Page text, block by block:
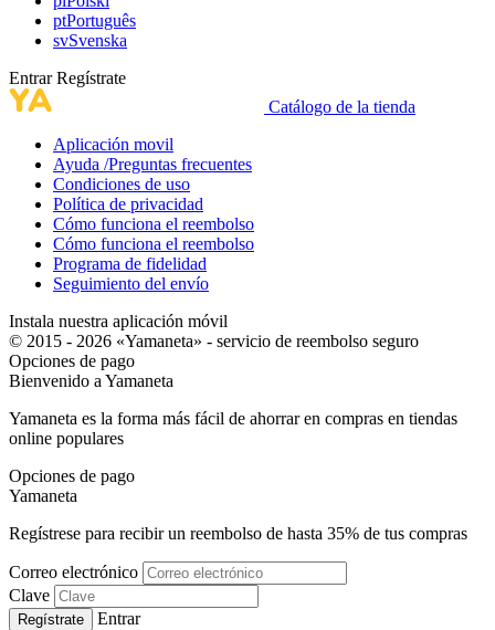
ptPortuguês
svSvenska
Entrar Regístrate
Catálogo de la tienda
Aplicación movil
Ayuda /Preguntas frecuentes
Condiciones de uso
Política de privacidad
Cómo funciona el reembolso
Cómo funciona el reembolso
Programa de fidelidad
Seguimiento del envío
Instala nuestra aplicación móvil
© 2015 - 2026 «Yamaneta» - servicio de reembolso seguro
Opciones de pago
Bienvenido a Yamaneta
Yamaneta es la forma más fácil de ahorrar en compras en tiendas
online populares
Opciones de pago
Yamaneta
Regístrese para recibir un reembolso de hasta 35% de tus compras
Correo electrónico
Clave
Regístrate
Entrar